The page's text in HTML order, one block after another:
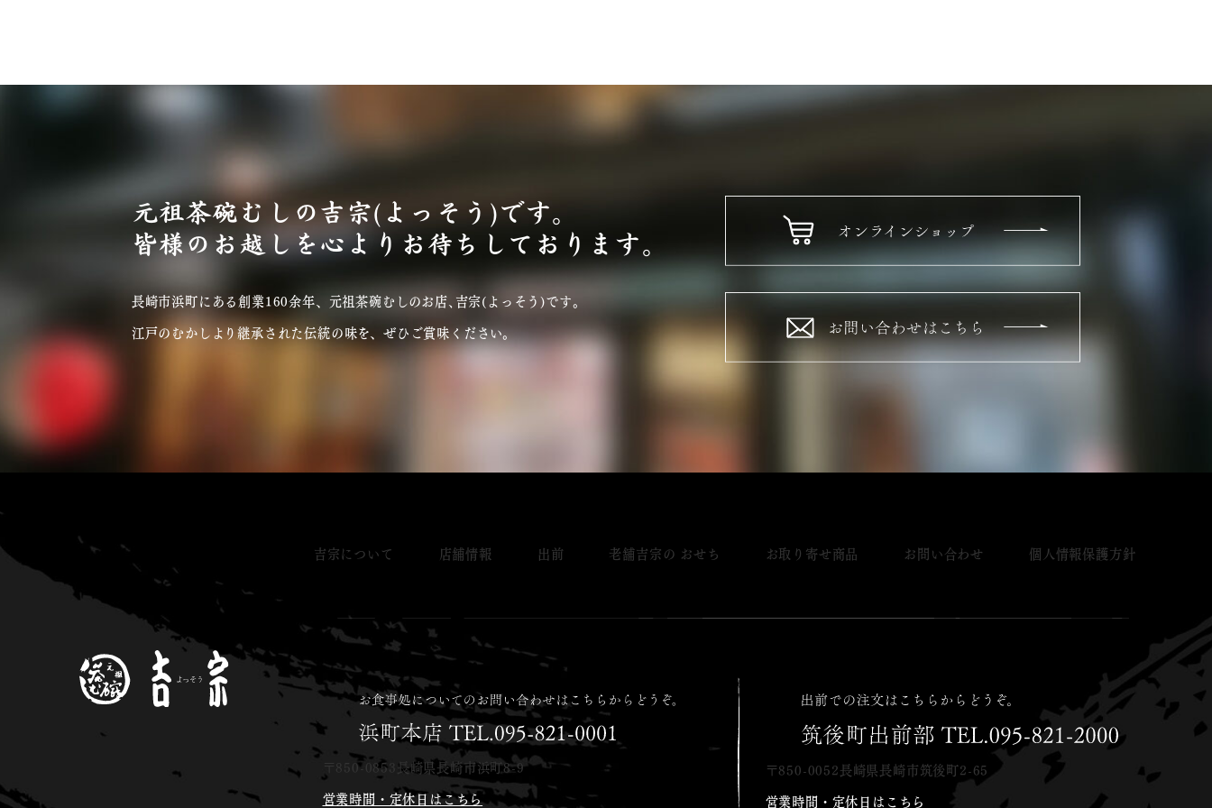
元祖茶碗むしの吉宗(よっそう)です。
皆様のお越しを心よりお待ちしております。
長崎市浜町にある創業160余年、元祖茶碗むしのお店､吉宗(よっそう)です｡
江戸のむかしより継承された伝統の味を、ぜひご賞味ください。
吉宗について 店舗情報 出前 老舗吉宗の おせち お取り寄せ商品 お問い合わせ 個人情報保護方針
〒850-0853 長崎県長崎市浜町8-9
営業時間・定休日はこちら
〒850-0052長崎県長崎市筑後町2-65
営業時間・定休日はこちら